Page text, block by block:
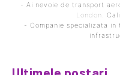
- Ai nevoie de transport
London
.
- Companie specializata